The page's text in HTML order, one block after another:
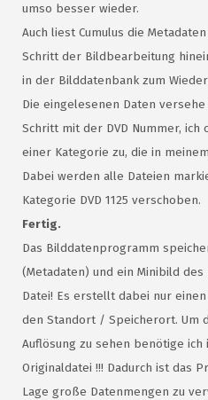
umso besser wieder.
Auch liest Cumulus die
Schritt der Bildbearbeitung
in der Bilddatenbank zum
Die eingelesenen Daten
Schritt mit der DVD Nummer, ich
einer Kategorie zu, die in meinem
Dabei werden alle Dateien
Kategorie DVD 1125 verschoben.
Fertig.
Das Bilddatenprogramm
(Metadaten) und ein Minibild
Datei! Es erstellt dabei nur
den Standort / Speicherort. Um
Auflösung zu sehen benötige
Originaldatei !!! Dadurch ist das
Lage große Datenmengen zu